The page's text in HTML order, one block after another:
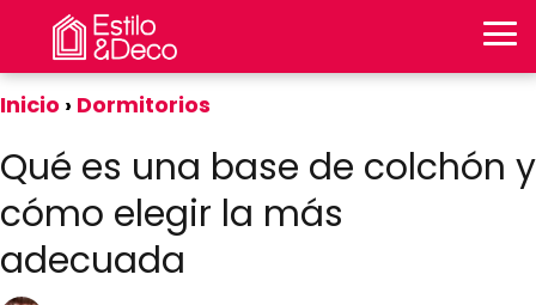
Inicio Dormitorios
Qué es una base de colchón y
cómo elegir la más
adecuada